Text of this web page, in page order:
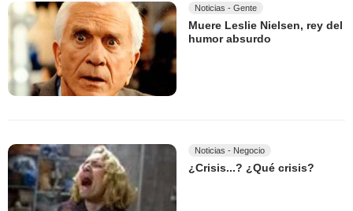
Noticias - Gente
Muere Leslie Nielsen, rey del
humor absurdo
Noticias - Negocio
¿Crisis...? ¿Qué crisis?